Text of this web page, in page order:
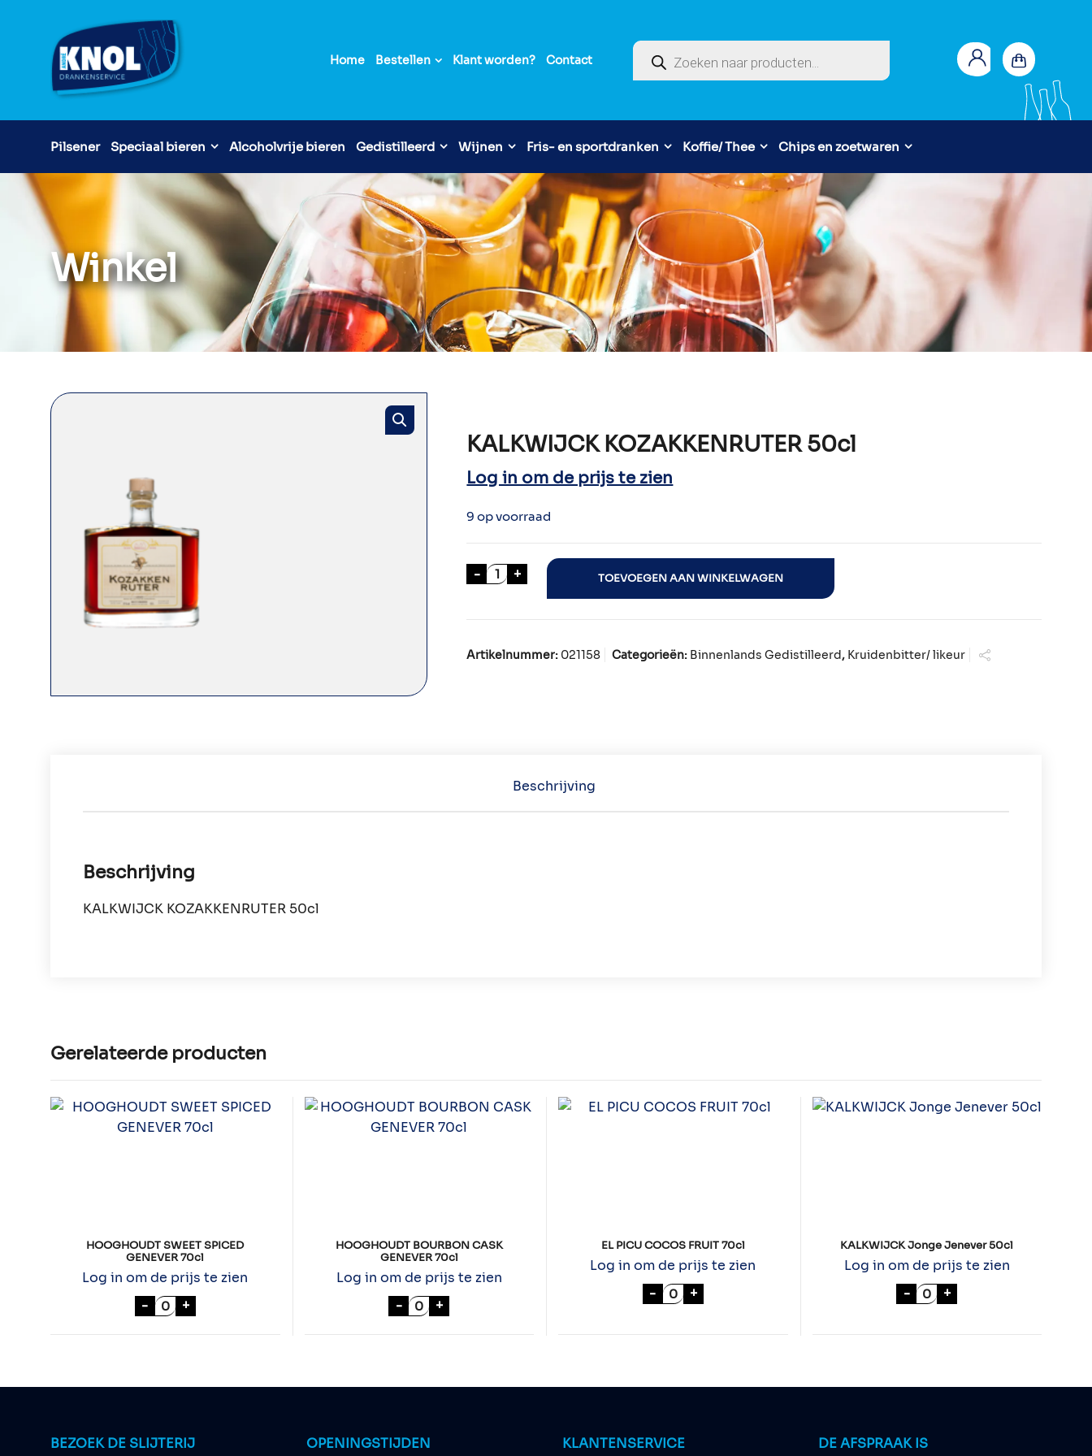
Home Bestellen Klant worden? Contact
Producten zoeken
Pilsener Speciaal bieren Alcoholvrije bieren Gedistilleerd Wijnen Fris- en sportdranken Koffie/ Thee Chips en zoetwaren
Winkel
KALKWIJCK KOZAKKENRUTER 50cl
Log in om de prijs te zien
9 op voorraad
- KALKWIJCK KOZAKKENRUTER 50cl aantal
+ TOEVOEGEN AAN WINKELWAGEN
Artikelnummer: 021158 Categorieën: Binnenlands Gedistilleerd, Kruidenbitter/ likeur
Beschrijving
Beschrijving
KALKWIJCK KOZAKKENRUTER 50cl
Gerelateerde producten
HOOGHOUDT SWEET SPICED
GENEVER 70cl
Log in om de prijs te zien
- HOOGHOUDT SWEET SPICED GENEVER 70cl aantal
+
HOOGHOUDT BOURBON CASK
GENEVER 70cl
Log in om de prijs te zien
- HOOGHOUDT BOURBON CASK GENEVER 70cl aantal
+
EL PICU COCOS FRUIT 70cl
Log in om de prijs te zien
- EL PICU COCOS FRUIT 70cl aantal
+
KALKWIJCK Jonge Jenever 50cl
Log in om de prijs te zien
- KALKWIJCK Jonge
+
BEZOEK DE SLIJTERIJ OPENINGSTIJDEN KLANTENSERVICE DE AFSPRAAK IS